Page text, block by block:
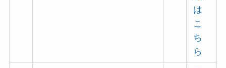
は
こ
ち
ら